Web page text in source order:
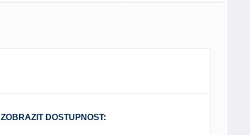
ZOBRAZIT DOSTUPNOST: